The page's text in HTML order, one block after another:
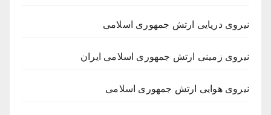
نیروی دریایی ارتش جمهوری اسلامی
نیروی زمینی ارتش جمهوری اسلامی ایران
نیروی هوایی ارتش جمهوری اسلامی